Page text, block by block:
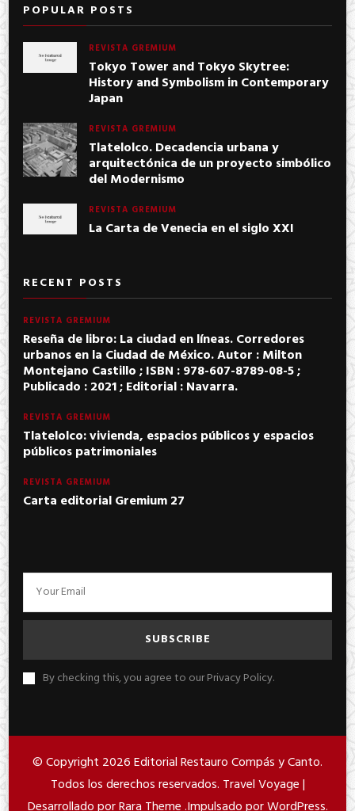
POPULAR POSTS
REVISTA GREMIUM
Tokyo Tower and Tokyo Skytree:
History and Symbolism in Contemporary
Japan
REVISTA GREMIUM
Tlatelolco. Decadencia urbana y
arquitectónica de un proyecto simbólico
del Modernismo
REVISTA GREMIUM
La Carta de Venecia en el siglo XXI
RECENT POSTS
REVISTA GREMIUM
Reseña de libro: La ciudad en líneas. Corredores
urbanos en la Ciudad de México. Autor : Milton
Montejano Castillo ; ISBN : 978-607-8789-08-5 ;
Publicado : 2021 ; Editorial : Navarra.
REVISTA GREMIUM
Tlatelolco: vivienda, espacios públicos y espacios
públicos patrimoniales
REVISTA GREMIUM
Carta editorial Gremium 27
By checking this, you agree to our Privacy Policy.
© Copyright 2026Editorial Restauro Compás y Canto.
Todos los derechos reservados. Travel Voyage |
Desarrollado porRara Theme.Impulsado porWordPress.